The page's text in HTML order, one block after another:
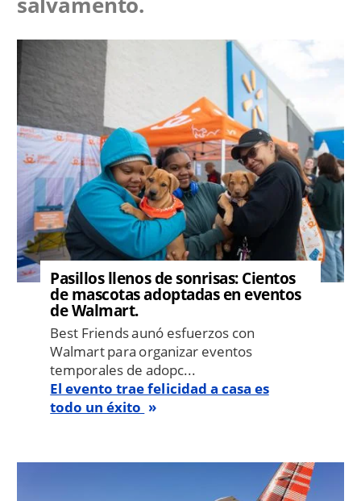
Image
Pasillos llenos de sonrisas: Cientos
de mascotas adoptadas en eventos
de Walmart.
Best Friends aunó esfuerzos con
Walmart para organizar eventos
temporales de adopc...
El evento trae felicidad a casa es
todo un éxito